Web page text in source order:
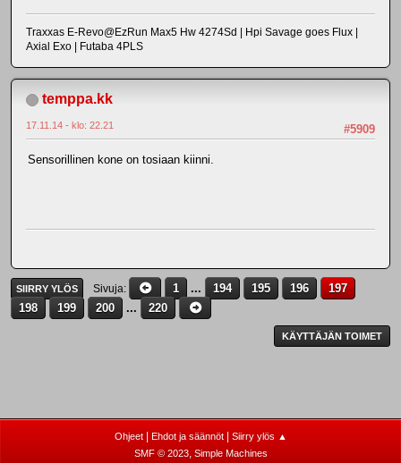
Traxxas E-Revo@EzRun Max5 Hw 4274Sd | Hpi Savage goes Flux |
Axial Exo | Futaba 4PLS
temppa.kk
#5909
17.11.14 - klo: 22.21
Sensorillinen kone on tosiaan kiinni.
SIIRRY YLÖS Sivuja 1 ... 194 195 196
197
198
199 200 ... 220
KÄYTTÄJÄN TOIMET
Ohjeet| Ehdot ja säännöt| Siirry ylös ▲
SMF © 2023, Simple Machines